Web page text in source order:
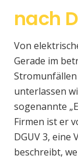
nach
Von
Gerade im
unterlassen
sogenannte
Firmen ist er
DGUV 3, eine
beschreibt,